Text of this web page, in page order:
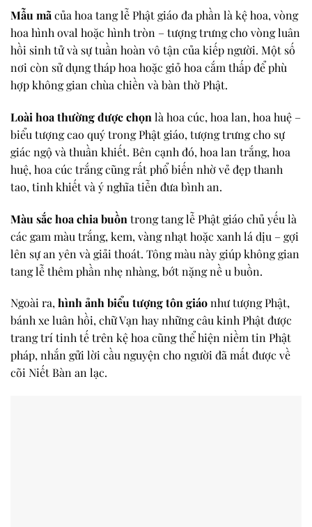
Mẫu mãcủa hoa tang lễ Phật giáo đa phần là kệ hoa, vòng
hoa hình oval hoặc hình tròn – tượng trưng cho vòng luân
hồi sinh tử và sự tuần hoàn vô tận của kiếp người. Một số
nơi còn sử dụng tháp hoa hoặc giỏ hoa cắm thấp để phù
hợp không gian chùa chiền và bàn thờ Phật.
Loài hoa thường được chọn là hoa cúc, hoa lan, hoa huệ –
biểu tượng cao quý trong Phật giáo, tượng trưng cho sự
giác ngộ và thuần khiết. Bên cạnh đó, hoa lan trắng, hoa
huệ, hoa cúc trắng cũng rất phổ biến nhờ vẻ đẹp thanh
tao, tinh khiết và ý nghĩa tiễn đưa bình an.
Màu sắc hoa chia buồn trong tang lễ Phật giáo chủ yếu là
các gam màu trắng, kem, vàng nhạt hoặc xanh lá dịu – gợi
lên sự an yên và giải thoát. Tông màu này giúp không gian
tang lễ thêm phần nhẹ nhàng, bớt nặng nề u buồn.
Ngoài ra,hình ảnh biểu tượng tôn giáonhư tượng Phật,
bánh xe luân hồi, chữ Vạn hay những câu kinh Phật được
trang trí tinh tế trên kệ hoa cũng thể hiện niềm tin Phật
pháp, nhắn gửi lời cầu nguyện cho người đã mất được về
cõi Niết Bàn an lạc.